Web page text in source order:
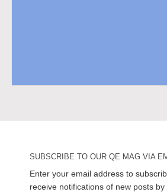
SUBSCRIBE TO OUR QE MAG VIA
Enter your email address to
receive notifications of new posts by